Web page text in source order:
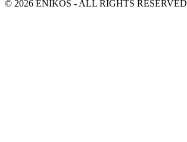
© 2026 ENIKOS - ALL RIGHTS RESERVED